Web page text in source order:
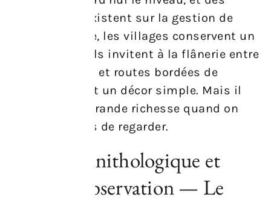
discussions existent sur la gestion de
l’eau. Sur place, les villages conservent un
charme rural. Ils invitent à la flânerie entre
vignes, vergers et routes bordées de
peupliers. C’est un décor simple. Mais il
s’avère d’une grande richesse quand on
prend le temps de regarder.
Réserve ornithologique et
points d’observation — Le